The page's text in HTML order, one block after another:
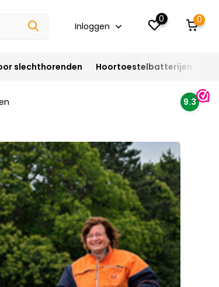
Inloggen
0 0
slechthorenden Hoortoestelbatterijen
9.3